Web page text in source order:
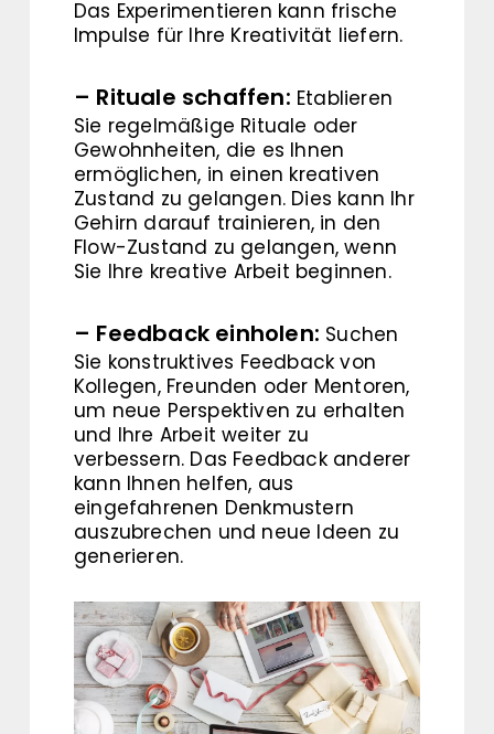
Das Experimentieren kann frische
Impulse für Ihre Kreativität liefern.
– Rituale schaffen: Etablieren
Sie regelmäßige Rituale oder
Gewohnheiten, die es Ihnen
ermöglichen, in einen kreativen
Zustand zu gelangen. Dies kann Ihr
Gehirn darauf trainieren, in den
Flow-Zustand zu gelangen, wenn
Sie Ihre kreative Arbeit beginnen.
– Feedback einholen: Suchen
Sie konstruktives Feedback von
Kollegen, Freunden oder Mentoren,
um neue Perspektiven zu erhalten
und Ihre Arbeit weiter zu
verbessern. Das Feedback anderer
kann Ihnen helfen, aus
eingefahrenen Denkmustern
auszubrechen und neue Ideen zu
generieren.